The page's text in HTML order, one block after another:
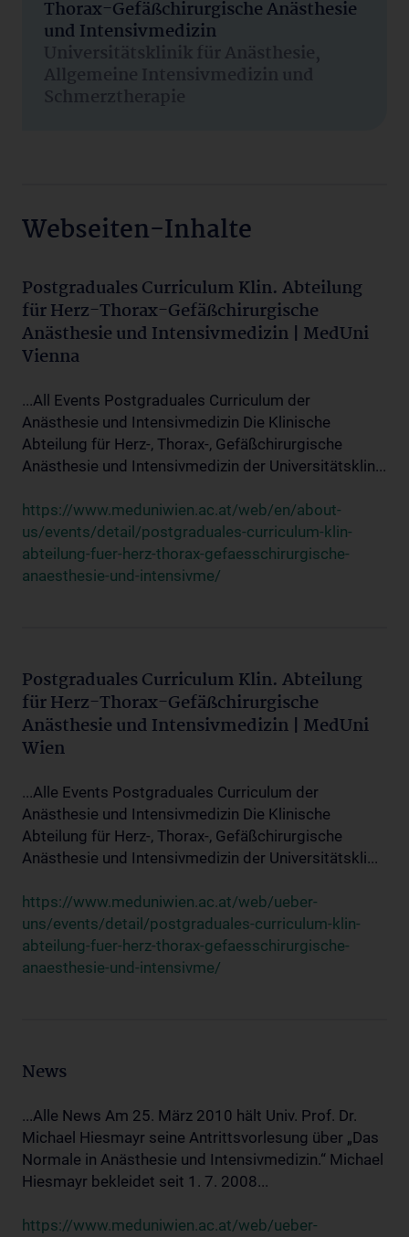
Thorax-Gefäßchirurgische Anästhesie
und Intensivmedizin
Universitätsklinik für Anästhesie,
Allgemeine Intensivmedizin und
Schmerztherapie
Webseiten-Inhalte
Postgraduales Curriculum Klin. Abteilung
für Herz-Thorax-Gefäßchirurgische
Anästhesie und Intensivmedizin | MedUni
Vienna
...All Events Postgraduales Curriculum der
Anästhesie und Intensivmedizin Die Klinische
Abteilung für Herz-, Thorax-, Gefäßchirurgische
Anästhesie und Intensivmedizin der Universitätsklin...
https://www.meduniwien.ac.at/web/en/about-
us/events/detail/postgraduales-curriculum-klin-
abteilung-fuer-herz-thorax-gefaesschirurgische-
anaesthesie-und-intensivme/
Postgraduales Curriculum Klin. Abteilung
für Herz-Thorax-Gefäßchirurgische
Anästhesie und Intensivmedizin | MedUni
Wien
...Alle Events Postgraduales Curriculum der
Anästhesie und Intensivmedizin Die Klinische
Abteilung für Herz-, Thorax-, Gefäßchirurgische
Anästhesie und Intensivmedizin der Universitätskli...
https://www.meduniwien.ac.at/web/ueber-
uns/events/detail/postgraduales-curriculum-klin-
abteilung-fuer-herz-thorax-gefaesschirurgische-
anaesthesie-und-intensivme/
News
...Alle News Am 25. März 2010 hält Univ. Prof. Dr.
Michael Hiesmayr seine Antrittsvorlesung über „Das
Normale in Anästhesie und Intensivmedizin.“ Michael
Hiesmayr bekleidet seit 1. 7. 2008...
https://www.meduniwien.ac.at/web/ueber-